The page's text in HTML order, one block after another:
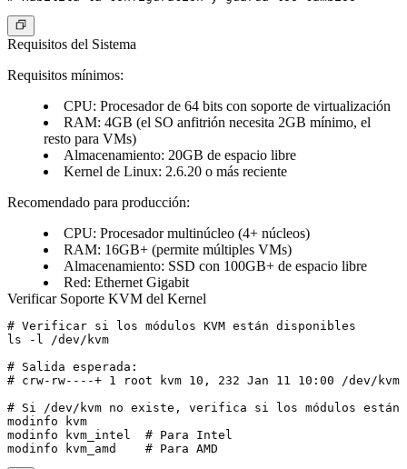
Requisitos del Sistema
Requisitos mínimos:
CPU: Procesador de 64 bits con soporte de virtualización
RAM: 4GB (el SO anfitrión necesita 2GB mínimo, el
resto para VMs)
Almacenamiento: 20GB de espacio libre
Kernel de Linux: 2.6.20 o más reciente
Recomendado para producción:
CPU: Procesador multinúcleo (4+ núcleos)
RAM: 16GB+ (permite múltiples VMs)
Almacenamiento: SSD con 100GB+ de espacio libre
Red: Ethernet Gigabit
Verificar Soporte KVM del Kernel
# Verificar si los módulos KVM están disponibles
ls -l /dev/kvm
# Salida esperada:
# crw-rw----+ 1 root kvm 10, 232 Jan 11 10:00 /dev/kvm
# Si /dev/kvm no existe, verifica si los módulos están
modinfo kvm
modinfo kvm_intel  # Para Intel